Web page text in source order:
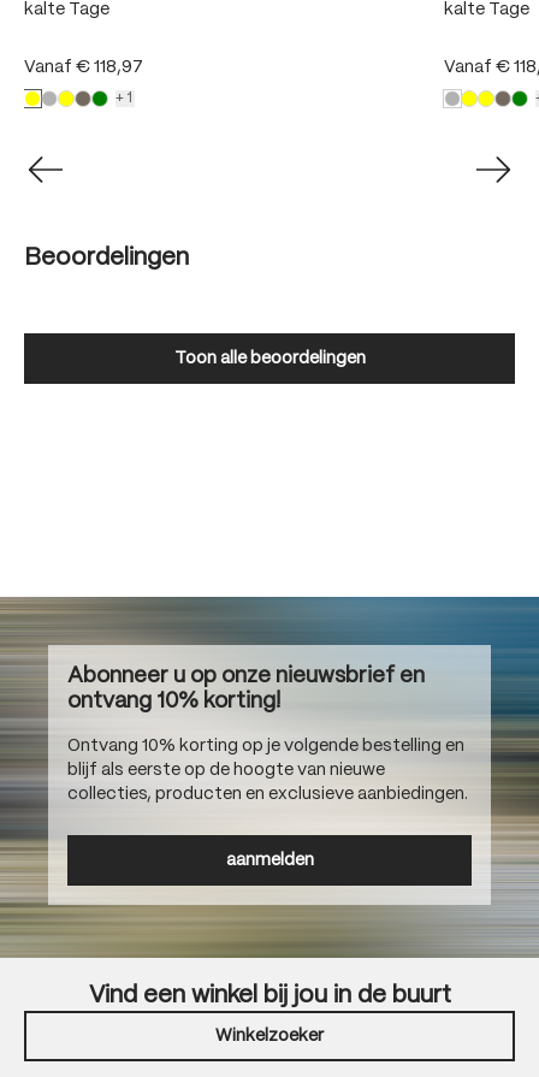
+1
kalte Tage
Vanaf € 118,97
kalte Tage
Vanaf €
Beoordelingen
Toon alle beoordelingen
Abonneer u op onze nieuwsbrief en
ontvang 10% korting!
Ontvang 10% korting op je volgende bestelling en
blijf als eerste op de hoogte van nieuwe
collecties, producten en exclusieve aanbiedingen.
aanmelden
Vind een winkel bij jou in de buurt
Winkelzoeker